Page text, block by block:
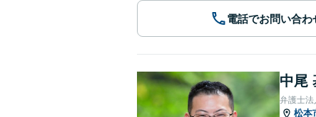
電話でお問い合わ
中尾
弁護士法
松本